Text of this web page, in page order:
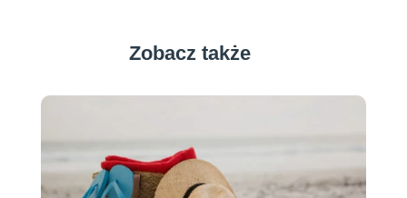
Zobacz także